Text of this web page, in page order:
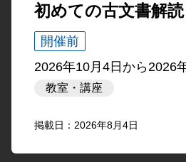
初めての古文書解読
開催前
2026年10月4日から2026
教室・講座
掲載日：2026年8月4日